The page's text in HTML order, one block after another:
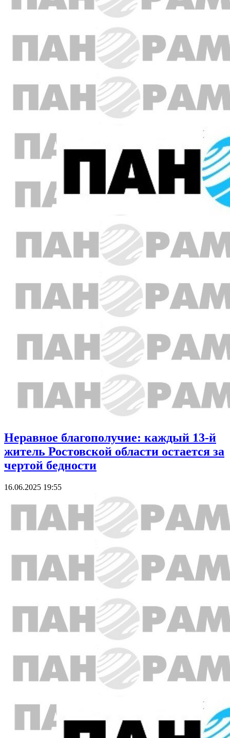
Неравное благополучие: каждый 13-й
житель Ростовской области остается за
чертой бедности
16.06.2025 19:55